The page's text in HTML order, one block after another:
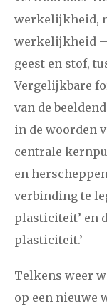
werkelijkheid,
werkelijkheid –
geest en stof,
Vergelijkbare
van de
in de woorden
centrale
en
verbinding te
plasticiteit’ en
plasticiteit.’
Telkens weer
op een nieuwe